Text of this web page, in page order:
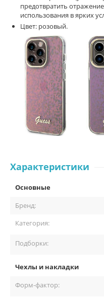
предотвратить
использования в ярких
Цвет: розовый.
Характеристики
Основные
Бренд:
Категория:
Подборки:
Чехлы и накладки
Форм-фактор: